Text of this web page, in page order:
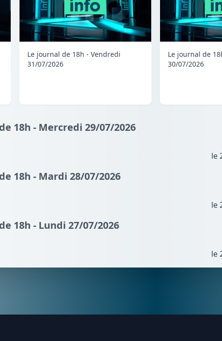
Le journal de 18h - Vendredi
31/07/2026
Le journal de
30/07/2026
18h - Mercredi 29/07/2026
le
18h - Mardi 28/07/2026
le
18h - Lundi 27/07/2026
le